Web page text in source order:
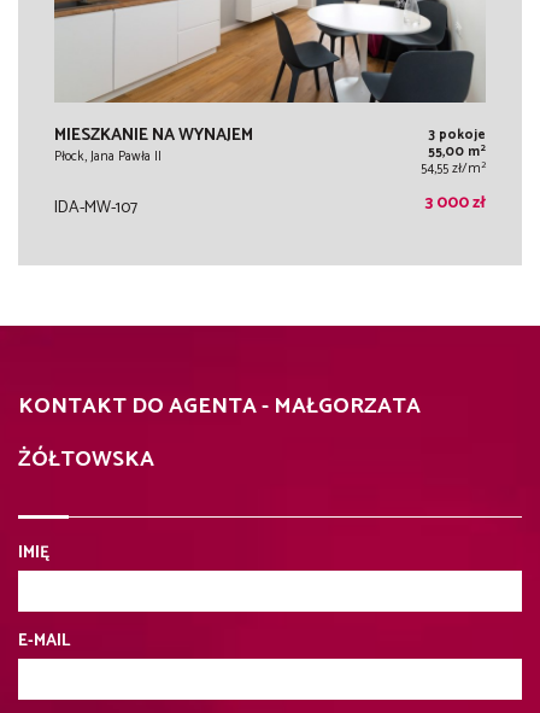
MIESZKANIE NA WYNAJEM
Płock, Jana Pawła II
3 pokoje
55,00 m2
54,55 zł/m2
IDA-MW-107 3 000 zł
KONTAKT DO AGENTA - MAŁGORZATA
ŻÓŁTOWSKA
IMIĘ
E-MAIL